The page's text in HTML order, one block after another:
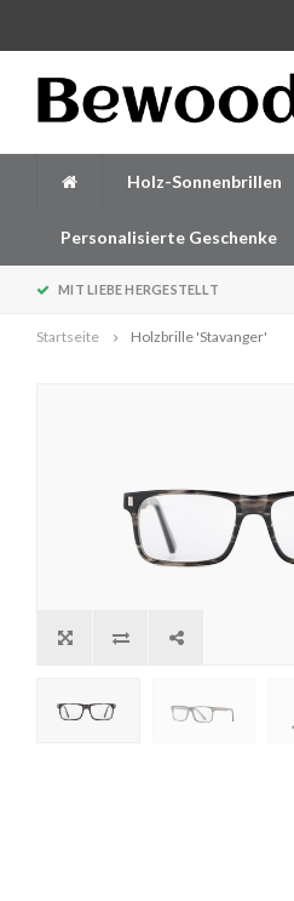
Holz-Sonnenbrillen
Personalisierte Geschenke
MIT LIEBE HERGESTELLT
Startseite Holzbrille 'Stavanger'